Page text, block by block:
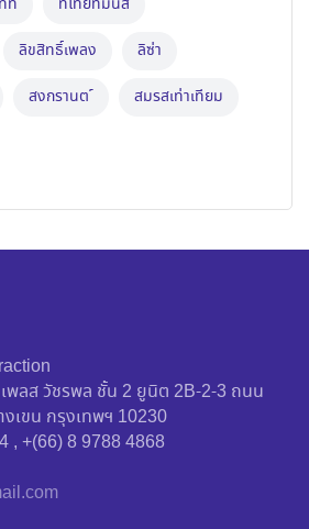
ท ทีไทยทีมันส์
ลิขสิทธิ์เพลง ลิซ่า
สงกรานต ์ สมรสเท่าเทียม
พลส วัชรพล ชั้น 2 ยูนิต 2B-2-3 ถนน
เขน กรุงเทพฯ 10230
, +(66) 8 9788 4868